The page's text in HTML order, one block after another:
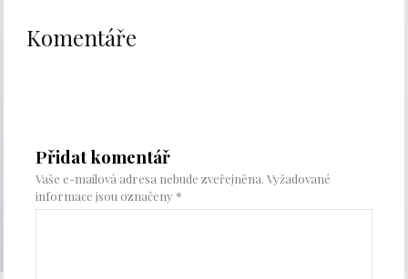
Komentáře
Přidat komentář
Vaše e-mailová adresa nebude zveřejněna. Vyžadované
informace jsou označeny *